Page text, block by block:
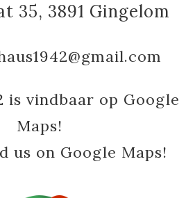
35, 3891 Gingelom
is vindbaar op Google
Maps!
us on Google Maps!